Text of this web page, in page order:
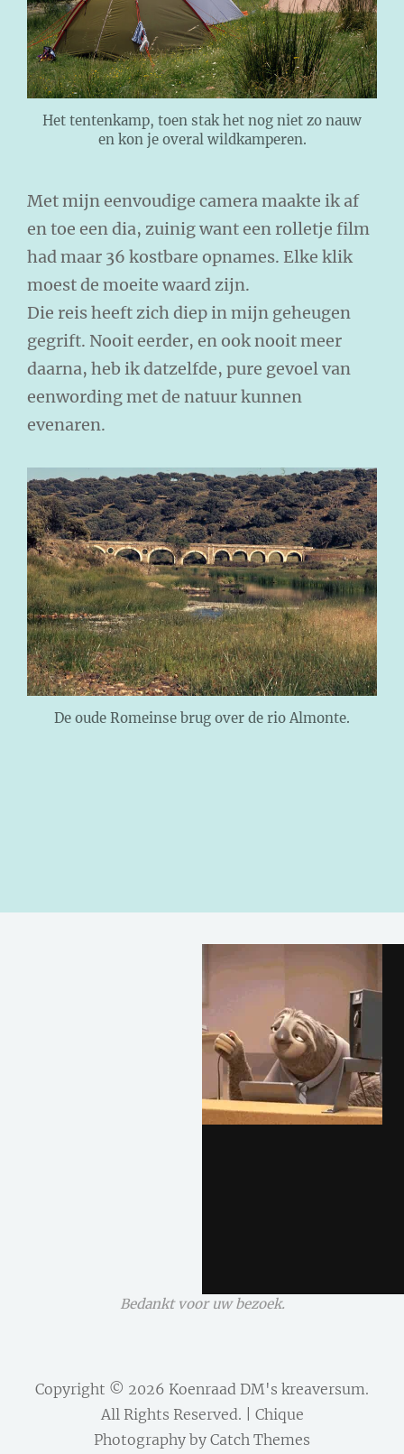
Het tentenkamp, toen stak het nog niet zo nauw
en kon je overal wildkamperen.
Met mijn eenvoudige camera maakte ik af
en toe een dia, zuinig want een rolletje film
had maar 36 kostbare opnames. Elke klik
moest de moeite waard zijn.
Die reis heeft zich diep in mijn geheugen
gegrift. Nooit eerder, en ook nooit meer
daarna, heb ik datzelfde, pure gevoel van
eenwording met de natuur kunnen
evenaren.
De oude Romeinse brug over de rio Almonte.
Bedankt voor uw bezoek.
Copyright © 2026 Koenraad DM's kreaversum.
All Rights Reserved. | Chique
Photography by Catch Themes